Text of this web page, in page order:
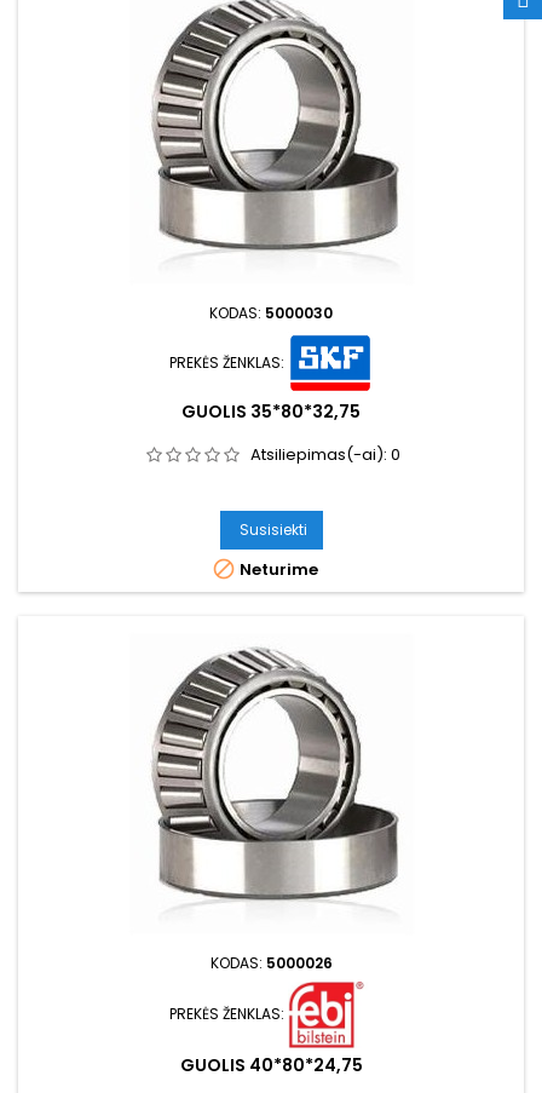
KODAS: 5000030
PREKĖS ŽENKLAS:
GUOLIS 35*80*32,75
Atsiliepimas(-ai): 0
Susisiekti
 Neturime
KODAS: 5000026
PREKĖS ŽENKLAS:
GUOLIS 40*80*24,75